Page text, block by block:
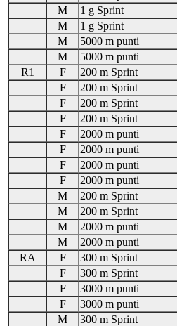
M
1 g Sprint
M
1 g Sprint
M
5000 m punti
M
5000 m punti
R1
F 200 m Sprint
F
200 m Sprint
F
200 m Sprint
F
200 m Sprint
F
2000 m punti
F
2000 m punti
F
2000 m punti
F
2000 m punti
M
200 m Sprint
M
200 m Sprint
M
2000 m punti
M
2000 m punti
RA
F 300 m Sprint
F
300 m Sprint
F
3000 m punti
F
3000 m punti
M
300 m Sprint